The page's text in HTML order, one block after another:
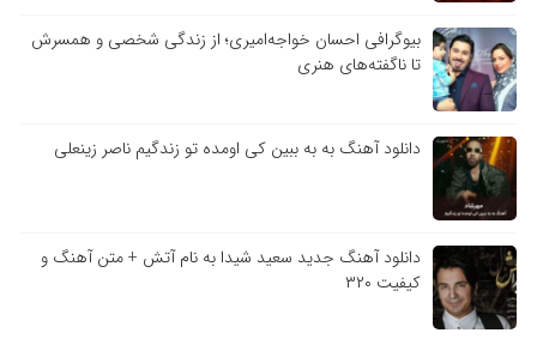
بیوگرافی احسان خواجه‌امیری؛ از زندگی شخصی و همسرش
تا ناگفته‌های هنری
دانلود آهنگ به به ببین کی اومده تو زندگیم ناصر زینعلی
دانلود آهنگ جدید سعید شیدا به نام آتش + متن آهنگ و
کیفیت ۳۲۰